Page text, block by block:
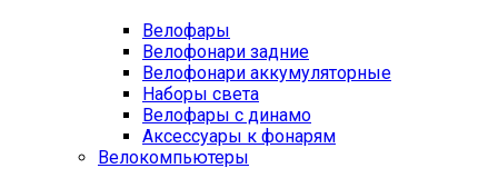
Велофары
Велофонари задние
Велофонари аккумуляторные
Наборы света
Велофары с динамо
Аксессуары к фонарям
Велокомпьютеры